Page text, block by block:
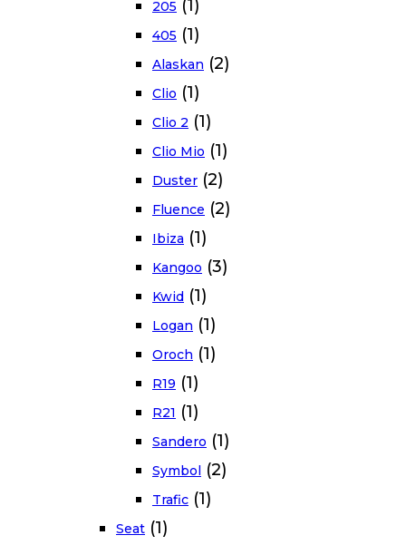
205 (1)
405 (1)
Alaskan (2)
Clio (1)
Clio 2 (1)
Clio Mio (1)
Duster (2)
Fluence (2)
Ibiza (1)
Kangoo (3)
Kwid (1)
Logan (1)
Oroch (1)
R19 (1)
R21 (1)
Sandero (1)
Symbol (2)
Trafic (1)
Seat (1)